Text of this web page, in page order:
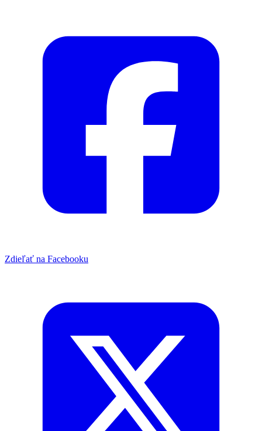
Zdieľať na Facebooku